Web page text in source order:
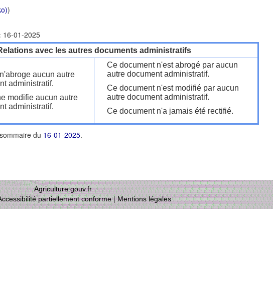
)
16-01-2025
avec les autres documents administratifs
aucun autre
administratif.
modifie aucun autre
administratif.
Ce document n'est abrogé par aucun
autre document administratif.
Ce document n'est modifié par aucun
autre document administratif.
Ce document n'a jamais été rectifié.
du 16-01-2025.
Agriculture.gouv.fr
partiellement conforme|Mentions légales